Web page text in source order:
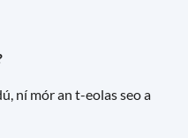
ní mór an t-eolas seo a